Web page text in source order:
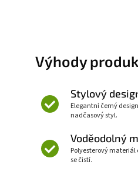
Výhody
Stylový
Elegantní černý
nadčasový styl.
Voděodolný
Polyesterový
se čistí.